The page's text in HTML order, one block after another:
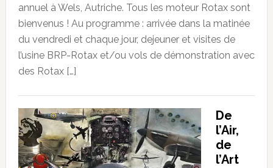
annuel à Wels, Autriche. Tous les moteur Rotax sont
bienvenus ! Au programme : arrivée dans la matinée
du vendredi et chaque jour, dejeuner et visites de
l’usine BRP-Rotax et/ou vols de démonstration avec
des Rotax […]
De
l’Air,
de
l’Art